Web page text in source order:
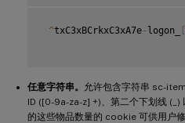
^txC3xBCrkxC3xA7e- logon_ [
任意字符串。 允许包含字符串 sc-
ID ([0-9a-za-z] +)、第二个下划线 (_)
的这些物品数量的 cookie 可供用户修